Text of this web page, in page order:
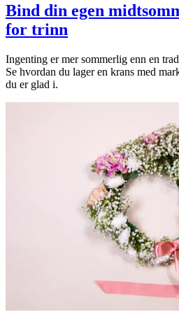
Bind din egen
for trinn
Ingenting er mer sommerlig enn en
Se hvordan du lager en krans med
du er glad i.